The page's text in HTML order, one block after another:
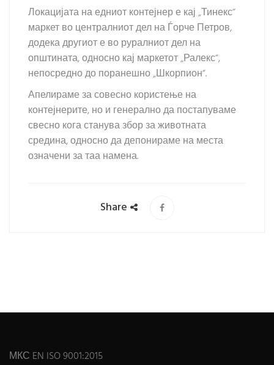
Локацијата на едниот контејнер е кај „Тинекс“
маркет во централниот дел на Ѓорче Петров,
додека другиот е во руралниот дел на
општината, односно кај маркетот „Ралекс“,
непосредно до поранешно „Шкорпион“.
Апелираме за совесно користење на
контејнерите, но и генерално да постапуваме
свесно кога станува збор за животната
средина, односно да депонираме на места
означени за таа намена.
Share
МКС EN ISO 9001:2015